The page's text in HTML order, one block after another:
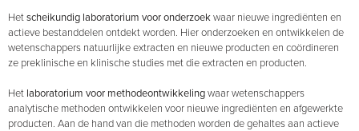
Hetscheikundig laboratorium voor onderzoekwaar nieuwe ingrediënten en
actieve bestanddelen ontdekt worden. Hier onderzoeken en ontwikkelen de
wetenschappers natuurlijke extracten en nieuwe producten en coördineren
ze preklinische en klinische studies met die extracten en producten.
Het laboratorium voor methodeontwikkelingwaar wetenschappers
analytische methoden ontwikkelen voor nieuwe ingrediënten en afgewerkte
producten. Aan de hand van die methoden worden de gehaltes aan actieve